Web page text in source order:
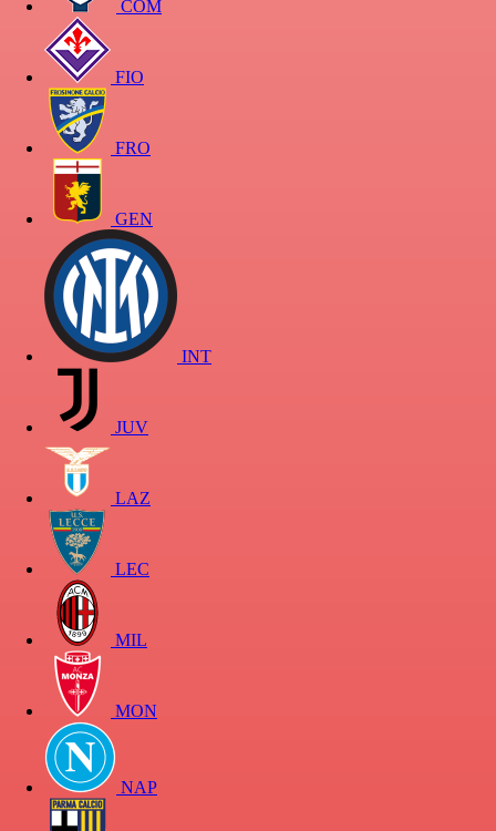
COM
FIO
FRO
GEN
INT
JUV
LAZ
LEC
MIL
MON
NAP